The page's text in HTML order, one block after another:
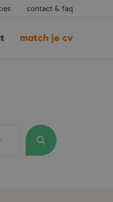
contact & faq
match je cv